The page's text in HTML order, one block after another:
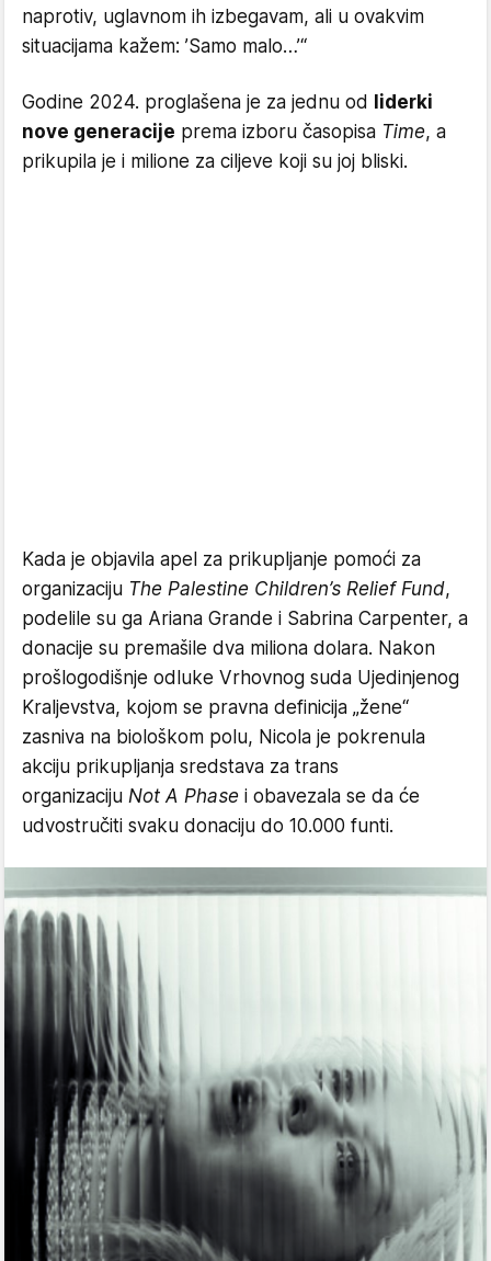
naprotiv, uglavnom ih izbegavam, ali u ovakvim
situacijama kažem: ʼSamo malo…’“
​Godine 2024. proglašena je za jednu od
liderki
nove generacije prema izboru časopisa Time, a
prikupila je i milione za ciljeve koji su joj bliski.
​Kada je objavila apel za prikupljanje pomoći za
organizaciju The Palestine Children’s Relief Fund,
podelile su ga Ariana Grande i Sabrina Carpenter, a
donacije su premašile dva miliona dolara. Nakon
prošlogodišnje odluke Vrhovnog suda Ujedinjenog
Kraljevstva, kojom se pravna definicija „žene“
zasniva na biološkom polu, Nicola je pokrenula
akciju prikupljanja sredstava za trans
organizaciju Not A Phase i obavezala se da će
udvostručiti svaku donaciju do 10.000 funti.